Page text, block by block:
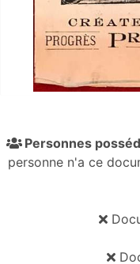
Personnes
personne n'a ce